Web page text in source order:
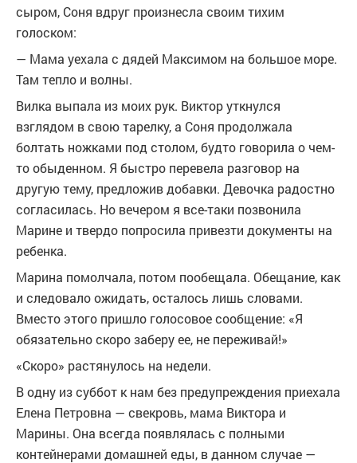
сыром, Соня вдруг произнесла своим тихим
голоском:
— Мама уехала с дядей Максимом на большое море.
Там тепло и волны.
Вилка выпала из моих рук. Виктор уткнулся
взглядом в свою тарелку, а Соня продолжала
болтать ножками под столом, будто говорила о чем-
то обыденном. Я быстро перевела разговор на
другую тему, предложив добавки. Девочка радостно
согласилась. Но вечером я все-таки позвонила
Марине и твердо попросила привезти документы на
ребенка.
Марина помолчала, потом пообещала. Обещание, как
и следовало ожидать, осталось лишь словами.
Вместо этого пришло голосовое сообщение: «Я
обязательно скоро заберу ее, не переживай!»
«Скоро» растянулось на недели.
В одну из суббот к нам без предупреждения приехала
Елена Петровна — свекровь, мама Виктора и
Марины. Она всегда появлялась с полными
контейнерами домашней еды, в данном случае —